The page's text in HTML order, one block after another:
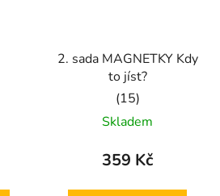
2. sada MAGNETKY Kdy
to jíst?
Průměrné
hodnocení
produktu
Skladem
359 Kč